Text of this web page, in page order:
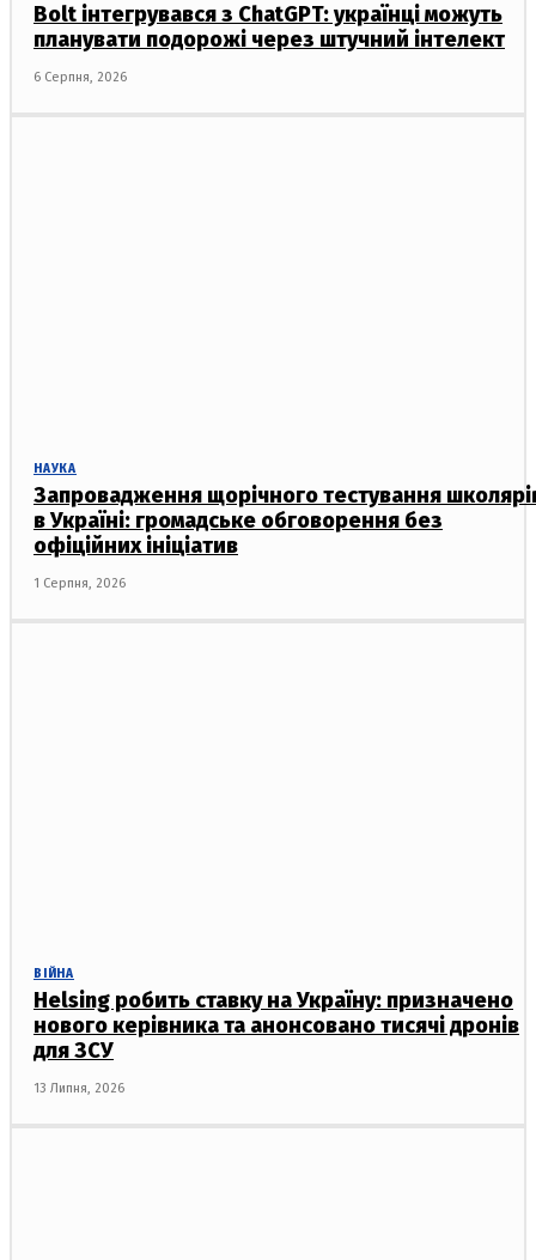
Bolt інтегрувався з ChatGPT: українці можуть
планувати подорожі через штучний інтелект
6 Серпня, 2026
НАУКА
Запровадження щорічного тестування
в Україні: громадське обговорення без
офіційних ініціатив
1 Серпня, 2026
ВІЙНА
Helsing робить ставку на Україну: призначено
нового керівника та анонсовано тисячі дронів
для ЗСУ
13 Липня, 2026